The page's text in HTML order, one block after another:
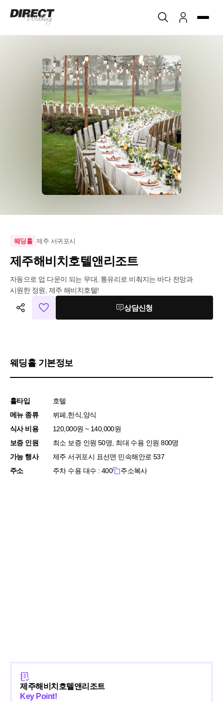
웨딩홀 제주 서귀포시
제주해비치호텔앤리조트
자동으로 업 다운이 되는 무대, 통유리로 비춰지는 바다 전망과
시원한 정원, 제주 해비치호텔!
상담신청
웨딩홀 기본정보
홀타입
호텔
메뉴 종류
뷔페,한식,양식
식사 비용
120,000원 ~ 140,000원
보증 인원
최소 보증 인원 50명, 최대 수용 인원 800명
가능 행사
제주 서귀포시 표선면 민속해안로 537
주소
주차 수용 대수 : 400 주소복사
제주해비치호텔앤리조트
Key Point!